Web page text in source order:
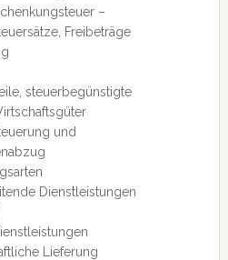
–
Freibeträge
steuerbegünstigte
und
Dienstleistungen
Lieferung